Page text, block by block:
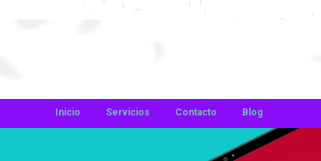
Inicio Servicios Contacto Blog